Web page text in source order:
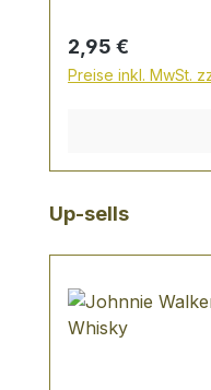
2131 kJ Fett 28
g Kohlenhydrate
Ballaststoffe 3,0g
Regulärer Preis:
2,95 €
Preise inkl. MwSt.
Produktgalerie
Up-sells